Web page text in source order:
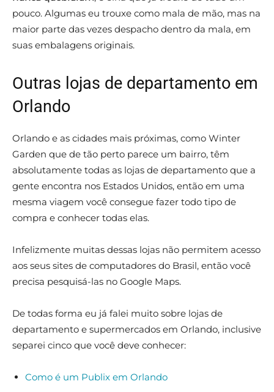
pouco. Algumas eu trouxe como mala de mão, mas na
maior parte das vezes despacho dentro da mala, em
suas embalagens originais.
Outras lojas de departamento em
Orlando
Orlando e as cidades mais próximas, como Winter
Garden que de tão perto parece um bairro, têm
absolutamente todas as lojas de departamento que a
gente encontra nos Estados Unidos, então em uma
mesma viagem você consegue fazer todo tipo de
compra e conhecer todas elas.
Infelizmente muitas dessas lojas não permitem acesso
aos seus sites de computadores do Brasil, então você
precisa pesquisá-las no Google Maps.
De todas forma eu já falei muito sobre lojas de
departamento e supermercados em Orlando, inclusive
separei cinco que você deve conhecer:
Como é um Publix em Orlando